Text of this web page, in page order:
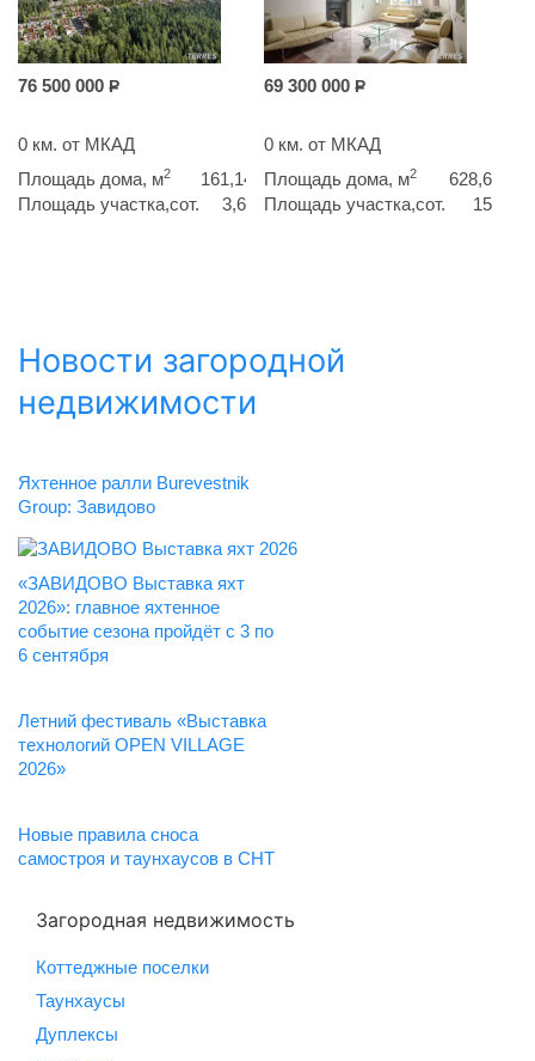
76 500 000 Р
0 км. от МКАД
Площадь дома, м2
161,14
Площадь участка,сот.
3,6
69 300 000 Р
0 км. от МКАД
Площадь дома, м2
628,6
Площадь участка,сот.
15
Новости загородной
недвижимости
Яхтенное ралли Burevestnik
Group: Завидово
«ЗАВИДОВО Выставка яхт
2026»: главное яхтенное
событие сезона пройдёт с 3 по
6 сентября
Летний фестиваль «Выставка
технологий OPEN VILLAGE
2026»
Новые правила сноса
самостроя и таунхаусов в СНТ
Загородная недвижимость
Коттеджные поселки
Таунхаусы
Дуплексы